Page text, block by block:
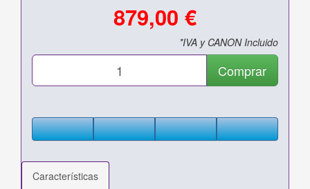
879,00 €
*IVA y CANON Incluido
Comprar
Características